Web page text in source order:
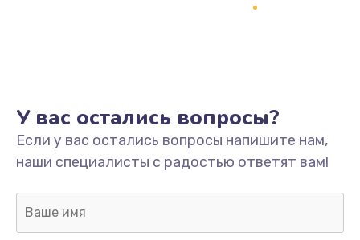
Не включается
1400 руб.
Заказать
Нет звука
У вас остались вопросы?
Если у вас остались вопросы напишите нам,
наши специалисты с радостью ответят вам!